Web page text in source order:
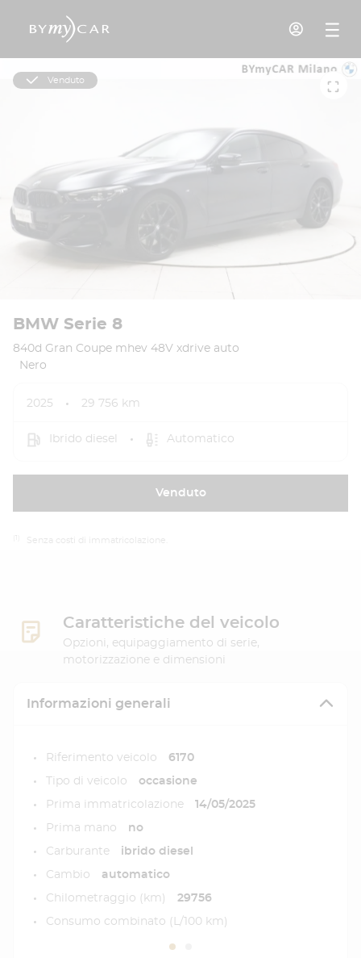
Venduto
BMW Serie 8
840d Gran Coupe mhev 48V xdrive auto
Nero
2025 29 756 km
Ibrido diesel Automatico
Venduto
(1) Senza costi di immatricolazione.
Caratteristiche del veicolo
Opzioni, equipaggiamento di serie,
motorizzazione e dimensioni
Informazioni generali
Riferimento veicolo 6170
Tipo di veicolo occasione
Prima immatricolazione 14/05/2025
Prima mano no
Carburante ibrido diesel
Cambio automatico
Chilometraggio (km) 29756
Consumo combinato (L/100 km)